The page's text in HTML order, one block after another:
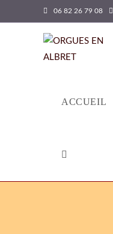
06 82 26 79 08
ACCUEIL